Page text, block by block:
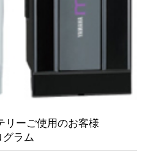
リーご使用のお客様
グラム